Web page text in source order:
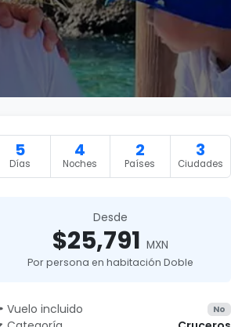
5
Días
4
Noches
2
Países
3
Ciudades
Desde
$25,791 MXN
Por persona en habitación Doble
Vuelo incluido No